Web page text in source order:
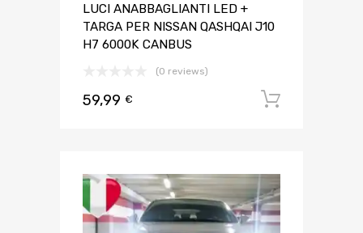
LUCI ANABBAGLIANTI LED +
TARGA PER NISSAN QASHQAI J10
H7 6000K CANBUS
(0 reviews)
59,99 €